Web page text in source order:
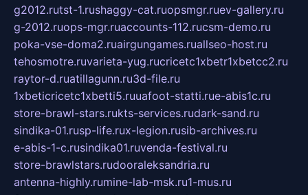
g2012.rutst-1.rushaggy-cat.ruopsmgr.ruev-gallery.ru
g-2012.ruops-mgr.ruaccounts-112.rucsm-demo.ru
poka-vse-doma2.ruairgungames.ruallseo-host.ru
tehosmotre.ruvarieta-yug.rucricetc1xbetr1xbetcc2.ru
raytor-d.ruatillagunn.ru3d-file.ru
1xbeticricetc1xbetti5.ruuafoot-statti.rue-abis1c.ru
store-brawl-stars.rukts-services.rudark-sand.ru
sindika-01.rusp-life.rux-legion.rusib-archives.ru
e-abis-1-c.rusindika01.ruvenda-festival.ru
store-brawlstars.rudooraleksandria.ru
antenna-highly.rumine-lab-msk.ru1-mus.ru